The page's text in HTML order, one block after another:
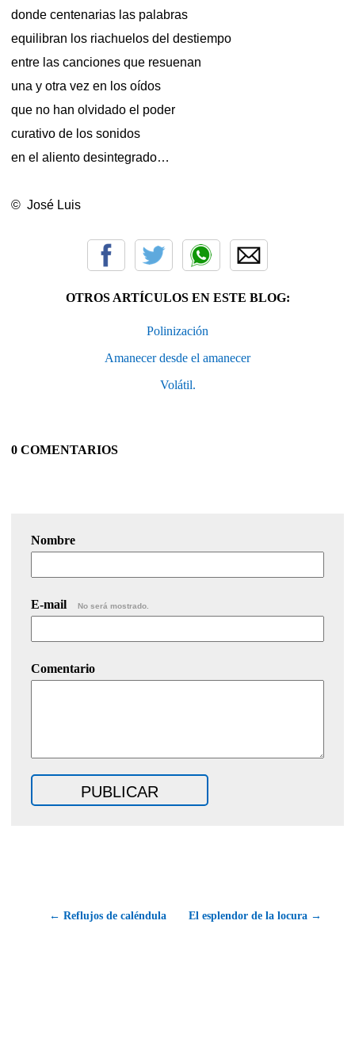
donde centenarias las palabras
equilibran los riachuelos del destiempo
entre las canciones que resuenan
una y otra vez en los oídos
que no han olvidado el poder
curativo de los sonidos
en el aliento desintegrado…
© José Luis
OTROS ARTÍCULOS EN ESTE BLOG:
Polinización
Amanecer desde el amanecer
Volátil.
0 COMENTARIOS
Nombre
E-mail No será mostrado.
Comentario
← Reflujos de caléndula El esplendor de la locura →